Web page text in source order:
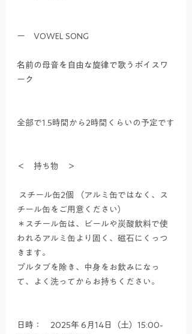
ー　VOWEL SONG
名前の母音を自由な旋律で歌うボイスワ
ーク
全部で1.5時間から2時間くらいの予定です
＜　持ち物　＞
チール缶をご用意ください）
＊スチール缶は、ビールや炭酸飲料で使
われるアルミ缶より固く、磁石にくっつ
きます。
プルタブを除き、中身をお飲みになっ
て、よく洗ってからお持ちください。
日時：　2025年 6月14日（土）15:00-